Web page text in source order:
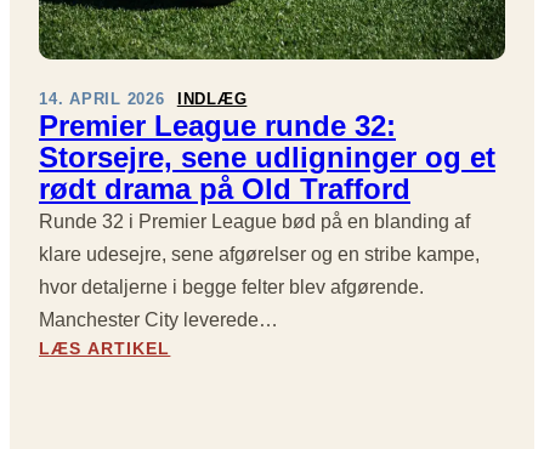
14. APRIL 2026 INDLÆG
Premier League runde 32:
Storsejre, sene udligninger og et
rødt drama på Old Trafford
Runde 32 i Premier League bød på en blanding af
klare udesejre, sene afgørelser og en stribe kampe,
hvor detaljerne i begge felter blev afgørende.
Manchester City leverede…
LÆS ARTIKEL